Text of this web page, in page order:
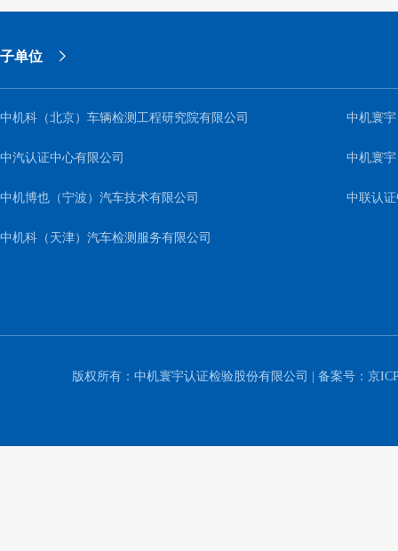
子单位
中机科（北京）车辆检测工程研究院有限公司 中机寰
中汽认证中心有限公司 中机寰
中机博也（宁波）汽车技术有限公司 中联认
中机科（天津）汽车检测服务有限公司
版权所有：中机寰宇认证检验股份有限公司 | 备案号： 京